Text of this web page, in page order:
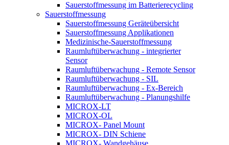
Sauerstoffmessung im Batterierecycling
Sauerstoffmessung
Sauerstoffmessung Geräteübersicht
Sauerstoffmessung Applikationen
Medizinische-Sauerstoffmessung
Raumluftüberwachung - integrierter
Sensor
Raumluftüberwachung - Remote Sensor
Raumluftüberwachung - SIL
Raumluftüberwachung - Ex-Bereich
Raumluftüberwachung - Planungshilfe
MICROX-LT
MICROX-OL
MICROX- Panel Mount
MICROX- DIN Schiene
MICROX- Wandgehäuse